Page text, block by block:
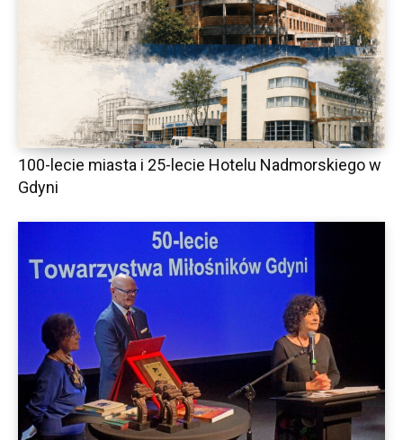
100-lecie miasta i 25-lecie Hotelu Nadmorskiego w
Gdyni